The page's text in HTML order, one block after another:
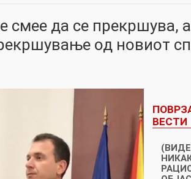
смее да се прекршува,
од новиот
ВЕСТИ